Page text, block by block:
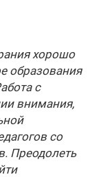
хорошо
образования
с
внимания,
со
Преодолеть